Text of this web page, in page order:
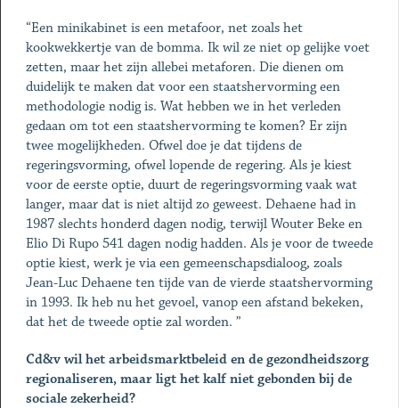
“Een minikabinet is een metafoor, net zoals het
kookwekkertje van de bomma. Ik wil ze niet op gelijke voet
zetten, maar het zijn allebei metaforen. Die dienen om
duidelijk te maken dat voor een staatshervorming een
methodologie nodig is. Wat hebben we in het verleden
gedaan om tot een staatshervorming te komen? Er zijn
twee mogelijkheden. Ofwel doe je dat tijdens de
regeringsvorming, ofwel lopende de regering. Als je kiest
voor de eerste optie, duurt de regeringsvorming vaak wat
langer, maar dat is niet altijd zo geweest. Dehaene had in
1987 slechts honderd dagen nodig, terwijl Wouter Beke en
Elio Di Rupo 541 dagen nodig hadden. Als je voor de tweede
optie kiest, werk je via een gemeenschapsdialoog, zoals
Jean-Luc Dehaene ten tijde van de vierde staatshervorming
in 1993. Ik heb nu het gevoel, vanop een afstand bekeken,
dat het de tweede optie zal worden. ”
Cd&v wil het arbeidsmarktbeleid en de gezondheidszorg
regionaliseren, maar ligt het kalf niet gebonden bij de
sociale zekerheid?